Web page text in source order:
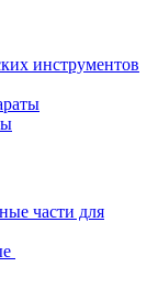
инструментов
части для